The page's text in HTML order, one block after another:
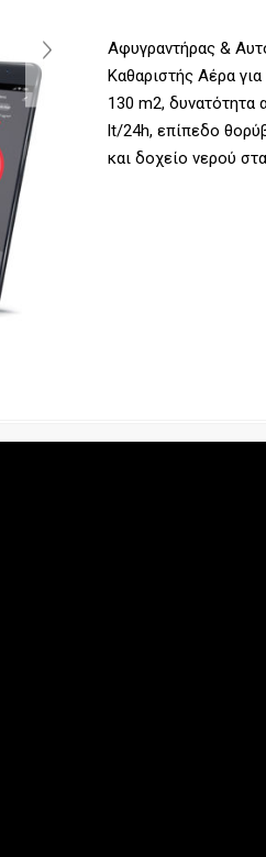
Αφυγραντήρας &
Καθαριστής Αέρα
130 m2, δυνατότητα
lt/24h, επίπεδο
και δοχείο νερού